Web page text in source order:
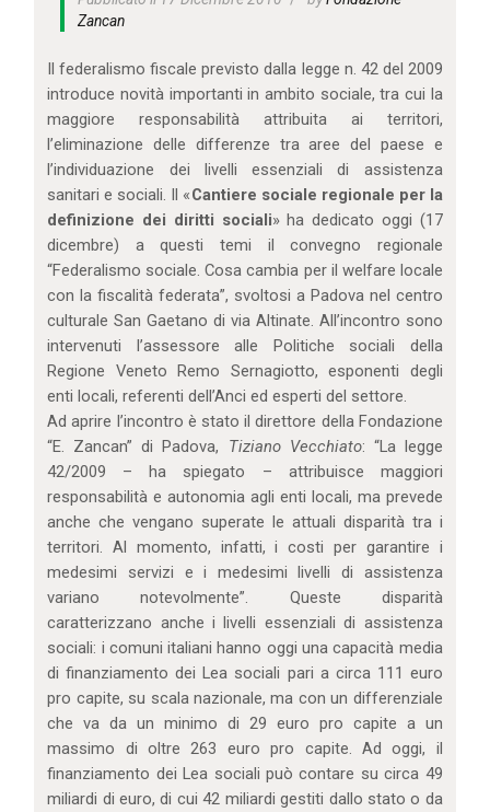
IL MIO ACCOUNT
Zancan
Il federalismo fiscale previsto dalla legge n. 42 del 2009
introduce novità importanti in ambito sociale, tra cui la
maggiore responsabilità attribuita ai territori,
l’eliminazione delle differenze tra aree del paese e
l’individuazione dei livelli essenziali di assistenza
sanitari e sociali. Il «Cantiere sociale regionale per la
definizione dei diritti sociali» ha dedicato oggi (17
dicembre) a questi temi il convegno regionale
“Federalismo sociale. Cosa cambia per il welfare locale
con la fiscalità federata”, svoltosi a Padova nel centro
culturale San Gaetano di via Altinate. All’incontro sono
intervenuti l’assessore alle Politiche sociali della
Regione Veneto Remo Sernagiotto, esponenti degli
enti locali, referenti dell’Anci ed esperti del settore.
Ad aprire l’incontro è stato il direttore della Fondazione
“E. Zancan” di Padova, Tiziano Vecchiato: “La legge
42/2009 – ha spiegato – attribuisce maggiori
responsabilità e autonomia agli enti locali, ma prevede
anche che vengano superate le attuali disparità tra i
territori. Al momento, infatti, i costi per garantire i
medesimi servizi e i medesimi livelli di assistenza
variano notevolmente”. Queste disparità
caratterizzano anche i livelli essenziali di assistenza
sociali: i comuni italiani hanno oggi una capacità media
di finanziamento dei Lea sociali pari a circa 111 euro
pro capite, su scala nazionale, ma con un differenziale
che va da un minimo di 29 euro pro capite a un
massimo di oltre 263 euro pro capite. Ad oggi, il
finanziamento dei Lea sociali può contare su circa 49
miliardi di euro, di cui 42 miliardi gestiti dallo stato o da